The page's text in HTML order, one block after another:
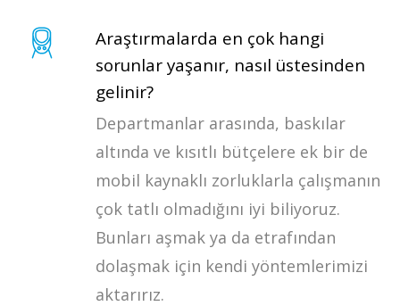
Araştırmalarda en çok hangi
sorunlar yaşanır, nasıl üstesinden
gelinir?
Departmanlar arasında, baskılar
altında ve kısıtlı bütçelere ek bir de
mobil kaynaklı zorluklarla çalışmanın
çok tatlı olmadığını iyi biliyoruz.
Bunları aşmak ya da etrafından
dolaşmak için kendi yöntemlerimizi
aktarırız.